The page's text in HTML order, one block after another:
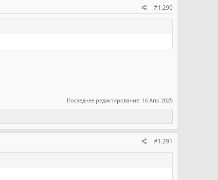
#1.290
Последнее редактирование: 16 Апр 2025
#1.291